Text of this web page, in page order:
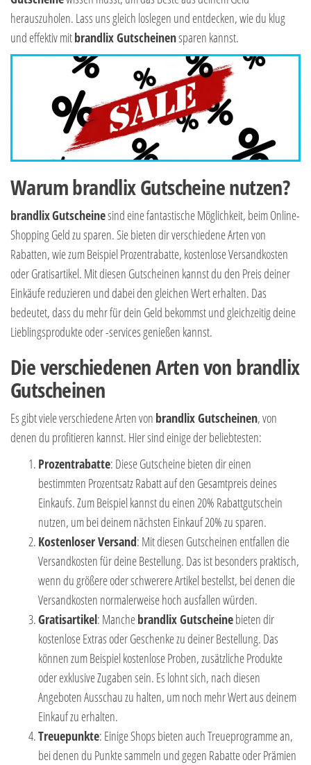
herauszuholen. Lass uns gleich loslegen und entdecken, wie du klug
und effektiv mitbrandlix Gutscheinensparen kannst.
Warum brandlix Gutscheine nutzen?
brandlixGutscheinesind eine fantastische Möglichkeit, beim Online-
Shopping Geld zu sparen. Sie bieten dir verschiedene Arten von
Rabatten, wie zum Beispiel Prozentrabatte, kostenlose Versandkosten
oder Gratisartikel. Mit diesen Gutscheinen kannst du den Preis deiner
Einkäufe reduzieren und dabei den gleichen Wert erhalten. Das
bedeutet, dass du mehr für dein Geld bekommst und gleichzeitig deine
Lieblingsprodukte oder -services genießen kannst.
Die verschiedenen Arten von brandlix
Gutscheinen
Es gibt viele verschiedene Arten von brandlix Gutscheinen, von
denen du profitieren kannst. Hier sind einige der beliebtesten:
Prozentrabatte: Diese Gutscheine bieten dir einen
bestimmten Prozentsatz Rabatt auf den Gesamtpreis deines
Einkaufs. Zum Beispiel kannst du einen 20% Rabattgutschein
nutzen, um bei deinem nächsten Einkauf 20% zu sparen.
Kostenloser Versand: Mit diesen Gutscheinen entfallen die
Versandkosten für deine Bestellung. Das ist besonders praktisch,
wenn du größere oder schwerere Artikel bestellst, bei denen die
Versandkosten normalerweise hoch ausfallen würden.
Gratisartikel: Manchebrandlix Gutscheinebieten dir
kostenlose Extras oder Geschenke zu deiner Bestellung. Das
können zum Beispiel kostenlose Proben, zusätzliche Produkte
oder exklusive Zugaben sein. Es lohnt sich, nach diesen
Angeboten Ausschau zu halten, um noch mehr Wert aus deinem
Einkauf zu erhalten.
Treuepunkte: Einige Shops bieten auch Treueprogramme an,
bei denen du Punkte sammeln und gegen Rabatte oder Prämien